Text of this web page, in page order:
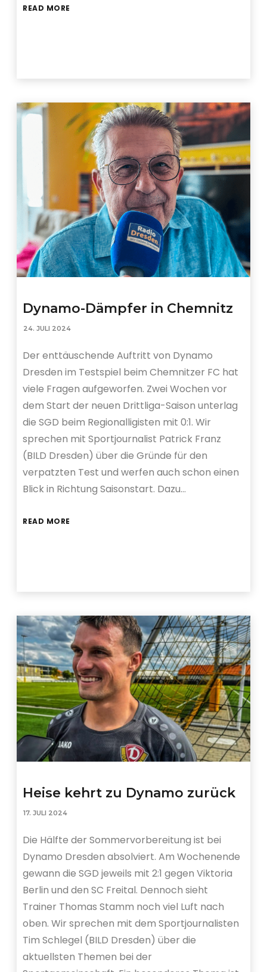
READ MORE
Dynamo-Dämpfer in Chemnitz
24. JULI 2024
Der enttäuschende Auftritt von Dynamo
Dresden im Testspiel beim Chemnitzer FC hat
viele Fragen aufgeworfen. Zwei Wochen vor
dem Start der neuen Drittliga-Saison unterlag
die SGD beim Regionalligisten mit 0:1. Wir
sprechen mit Sportjournalist Patrick Franz
(BILD Dresden) über die Gründe für den
verpatzten Test und werfen auch schon einen
Blick in Richtung Saisonstart. Dazu…
READ MORE
Heise kehrt zu Dynamo zurück
17. JULI 2024
Die Hälfte der Sommervorbereitung ist bei
Dynamo Dresden absolviert. Am Wochenende
gewann die SGD jeweils mit 2:1 gegen Viktoria
Berlin und den SC Freital. Dennoch sieht
Trainer Thomas Stamm noch viel Luft nach
oben. Wir sprechen mit dem Sportjournalisten
Tim Schlegel (BILD Dresden) über die
aktuellsten Themen bei der